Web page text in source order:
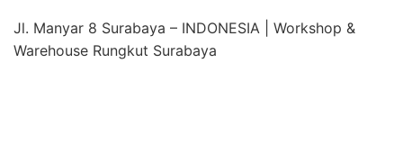
Jl. Manyar 8 Surabaya – INDONESIA | Workshop &
Warehouse Rungkut Surabaya